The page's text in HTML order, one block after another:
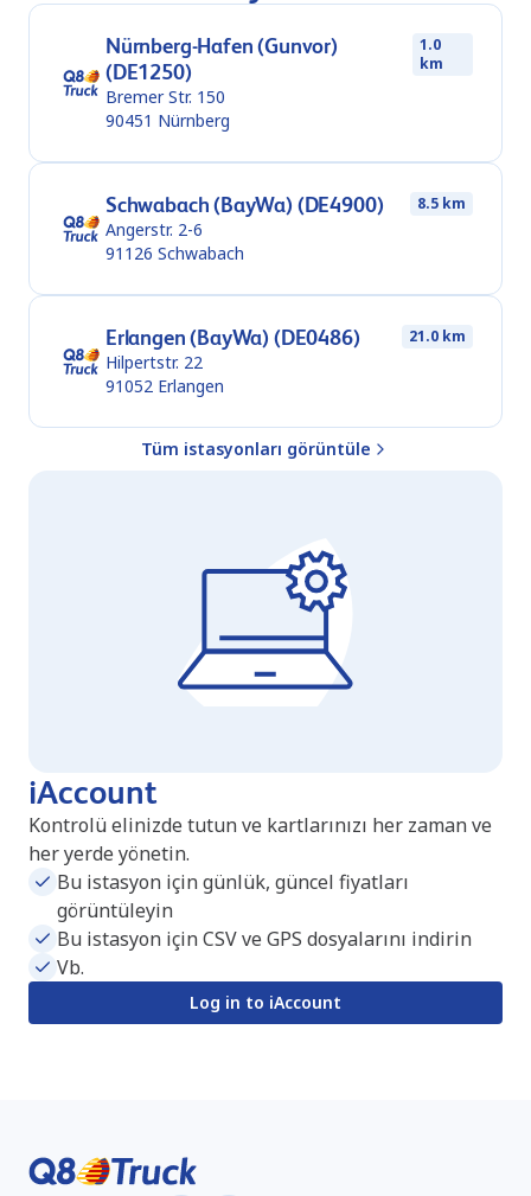
Nürnberg-Hafen (Gunvor)
(DE1250)
1.0
km
Bremer Str. 150
90451 Nürnberg
Schwabach (BayWa) (DE4900) 8.5 km
Angerstr. 2-6
91126 Schwabach
Erlangen (BayWa) (DE0486) 21.0 km
Hilpertstr. 22
91052 Erlangen
Tüm istasyonları görüntüle
iAccount
Kontrolü elinizde tutun ve kartlarınızı her zaman ve
her yerde yönetin.
Bu istasyon için günlük, güncel fiyatları
görüntüleyin
Bu istasyon için CSV ve GPS dosyalarını indirin
Vb.
Log in to iAccount